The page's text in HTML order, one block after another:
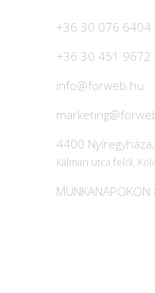
+36 30 076 6404
+36 30 451 9672
info@forweb.hu
4400
Kálmán utca felől,